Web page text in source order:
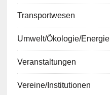
Transportwesen
Umwelt/Ökologie/Energie
Veranstaltungen
Vereine/Institutionen